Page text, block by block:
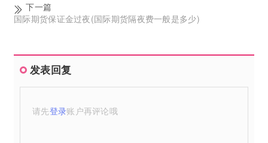
下一篇
国际期货保证金过夜(国际期货隔夜费一般是多少)
发表回复
请先登录账户再评论哦